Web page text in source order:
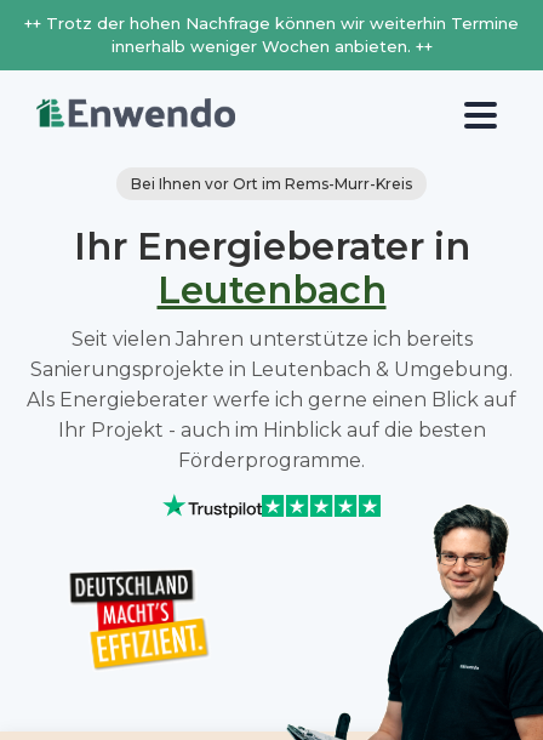
++ Trotz der hohen Nachfrage können wir weiterhin Termine
innerhalb weniger Wochen anbieten. ++
Bei Ihnen vor Ort im Rems-Murr-Kreis
Ihr Energieberater in
Leutenbach
Seit vielen Jahren unterstütze ich bereits
Sanierungsprojekte in Leutenbach & Umgebung.
Als Energieberater werfe ich gerne einen Blick auf
Ihr Projekt - auch im Hinblick auf die besten
Förderprogramme.